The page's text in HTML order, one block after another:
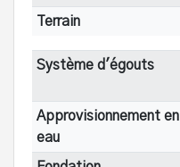
Terrain
Système d'égouts
Approvisionnement en
eau